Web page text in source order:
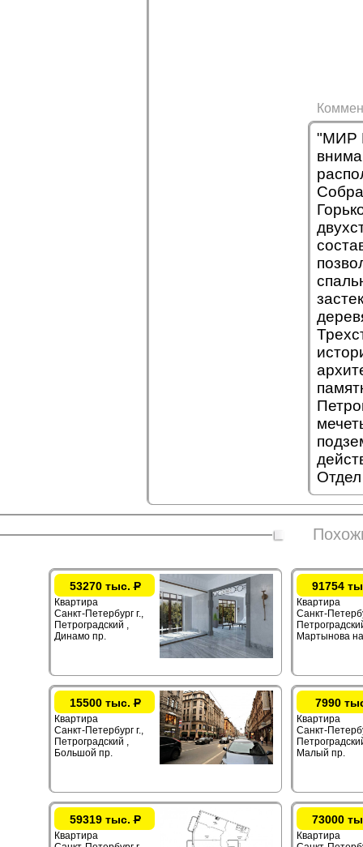
"МИР
53270 тыс.Р
Квартира
Санкт-Петербург г.,
Петроградский ,
Динамо пр.
91754
Квартира
Санкт-
Мартынова
15500 тыс.Р
Квартира
Санкт-Петербург г.,
Петроградский ,
Большой пр.
7990
Квартира
Санкт-
Малый пр.
59319 тыс.Р
Квартира
73000
Квартира